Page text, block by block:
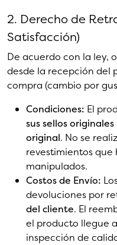
2. Derecho de
Satisfacción)
De acuerdo con la ley,
desde la recepción del
compra (cambio por
Condiciones: El
sus sellos
original. No se
revestimientos que
manipulados.
Costos de Envío:
devoluciones por
del cliente. El
el producto llegue
inspección de